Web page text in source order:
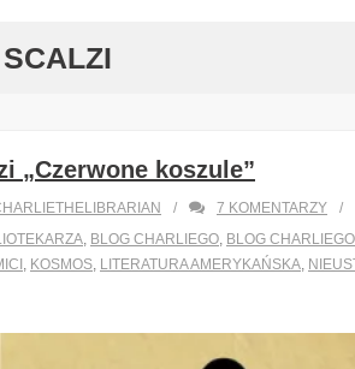
„Czerwone koszule”
7 KOMENTARZY
, BLOG CHARLIEGO, BLOG
, KOSMOS, LITERATURA AMERYKAŃSKA,